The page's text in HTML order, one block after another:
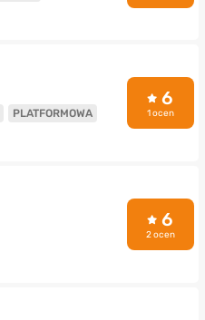
PLATFORMOWA
6
1 ocen
6
2 ocen